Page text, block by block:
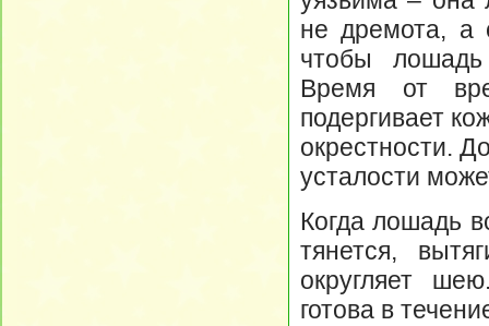
не дремота, а
чтобы
Время от
подергивает
окрестности.
усталости
Когда лошадь
тянется,
округляет
готова в